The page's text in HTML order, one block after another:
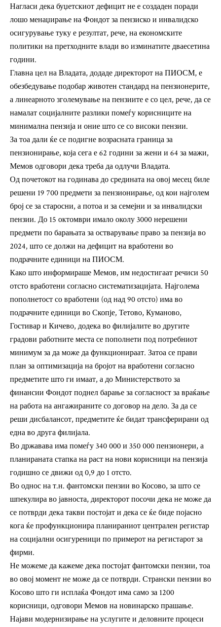
Нагласи дека буџетскиот дефицит не е создаден поради
лошо менаџирање на Фондот за пензиско и инвалидско
осигурување туку е резултат, рече, на економските
политики на претходните влади во изминатите дваесетина
години.
Главна цел на Владата, додаде директорот на ПИОСМ, е
обезбедување подобар животен стандард на пензионерите,
а линеарното зголемување на пензиите е со цел, рече, да се
намалат социјалните разлики помеѓу корисниците на
минимална пензија и оние што се со високи пензии.
За тоа дали ќе се подигне возрасната граница за
пензионирање, која сега е 62 години за жени и 64 за мажи,
Мемов одговори дека треба да одлучи Владата.
Од почетокот на годинава до средината на овој месец биле
решени 19 700 предмети за пензионирање, од кои најголем
број се за старосни, а потоа и за семејни и за инвалидски
пензии. До 15 октомври имало околу 3000 нерешени
предмети по барањата за остварување право за пензија во
2024, што се должи на дефицит на вработени во
подрачните единици на ПИОСМ.
Како што информираше Мемов, им недостигаат речиси 50
отсто вработени согласно систематизацијата. Најголема
пополнетост со вработени (од над 90 отсто) има во
подрачните единици во Скопје, Тетово, Куманово,
Гостивар и Кичево, додека во филијалите во другите
градови работните места се пополнети под потребниот
минимум за да може да функционираат. Затоа се прави
план за оптимизација на бројот на вработени согласно
предметите што ги имаат, а до Министерството за
финансии Фондот поднел барање за согласност за враќање
на работа на ангажираните со договор на дело. За да се
реши дисбалансот, предметите ќе бидат трансферирани од
една во друга филијала.
Во државава има помеѓу 340 000 и 350 000 пензионери, а
планираната стапка на раст на нови корисници на пензија
годишно се движи од 0,9 до 1 отсто.
Во однос на т.н. фантомски пензии во Косово, за што се
шпекулира во јавноста, директорот посочи дека не може да
се потврди дека такви постојат и дека се ќе биде појасно
кога ќе профункционира планираниот централен регистар
на социјални осигуреници по примерот на регистарот за
фирми.
Не можеме да кажеме дека постојат фантомски пензии, тоа
во овој момент не може да се потврди. Странски пензии во
Косово што ги исплаќа Фондот има само за 1200
корисници, одговори Мемов на новинарско прашање.
Најави модернизирање на услугите и деловните процеси